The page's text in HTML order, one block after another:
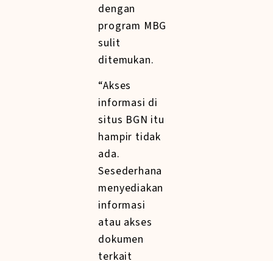
dengan
program MBG
sulit
ditemukan.
“Akses
informasi di
situs BGN itu
hampir tidak
ada.
Sesederhana
menyediakan
informasi
atau akses
dokumen
terkait